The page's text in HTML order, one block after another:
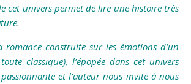
cet univers permet de lire une histoire très
romance construite sur les émotions d’un
classique), l’épopée dans cet univers
et l’auteur nous invite à nous